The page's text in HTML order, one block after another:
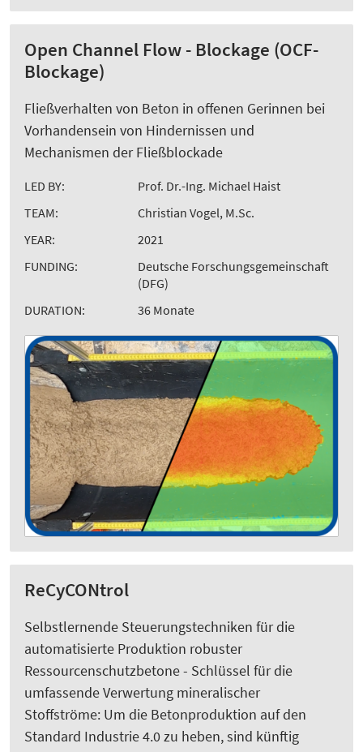
Open Channel Flow - Blockage (OCF-
Blockage)
Fließverhalten von Beton in offenen Gerinnen bei
Vorhandensein von Hindernissen und
Mechanismen der Fließblockade
LED BY:
Prof. Dr.-Ing. Michael Haist
TEAM:
Christian Vogel, M.Sc.
YEAR:
2021
FUNDING:
Deutsche Forschungsgemeinschaft
(DFG)
DURATION:
36 Monate
ReCyCONtrol
Selbstlernende Steuerungstechniken für die
automatisierte Produktion robuster
Ressourcenschutzbetone - Schlüssel für die
umfassende Verwertung mineralischer
Stoffströme: Um die Betonproduktion auf den
Standard Industrie 4.0 zu heben, sind künftig